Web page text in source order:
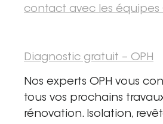
contact avec les équipes
Diagnostic gratuit – OPH
Nos experts OPH vous
tous vos prochains
rénovation. Isolation,